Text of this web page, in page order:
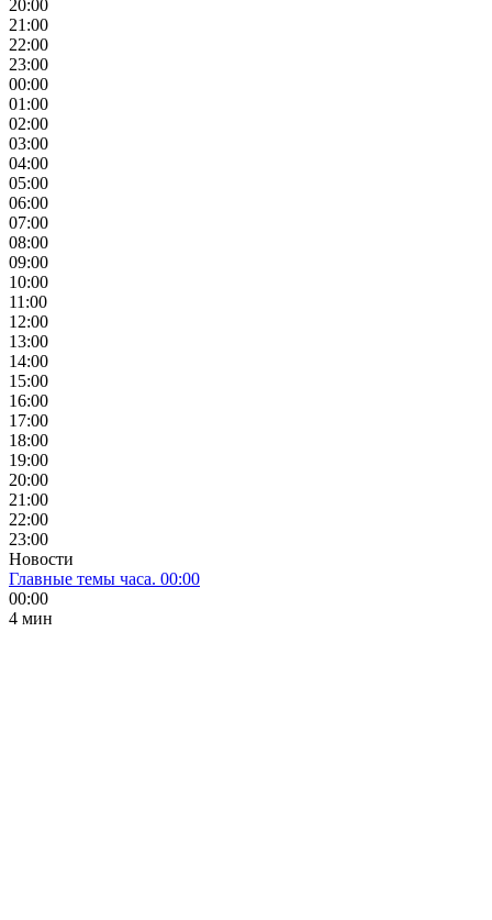
20:00
21:00
22:00
23:00
00:00
01:00
02:00
03:00
04:00
05:00
06:00
07:00
08:00
09:00
10:00
11:00
12:00
13:00
14:00
15:00
16:00
17:00
18:00
19:00
20:00
21:00
22:00
23:00
Новости
Главные темы часа. 00:00
00:00
4 мин